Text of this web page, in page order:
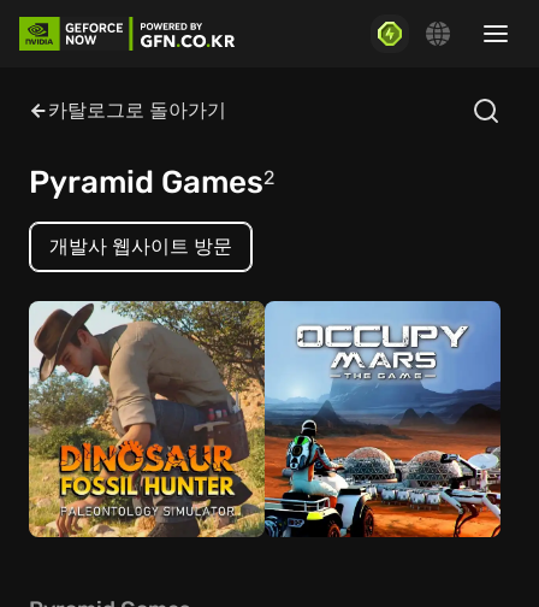
카탈로그로 돌아가기
Pyramid Games2
개발사 웹사이트 방문